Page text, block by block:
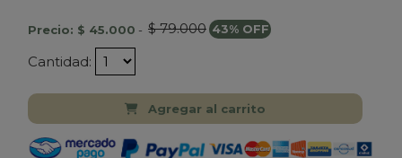
Precio: $ 45.000 - $ 79.000 43% OFF
Cantidad:
Agregar al carrito